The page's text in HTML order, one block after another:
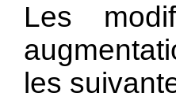
Les
les